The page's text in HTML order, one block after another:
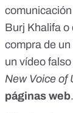
Burj Khalifa o
compra de
un vídeo
New Voice of
páginas web.